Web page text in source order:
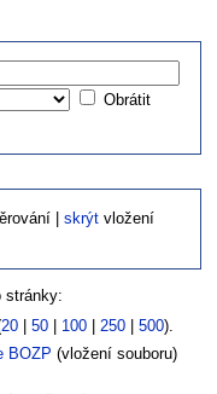
Obrátit
|skrýt vložení
stránky:
20| 50| 100| 250| 500).
BOZP (vložení souboru) ‎